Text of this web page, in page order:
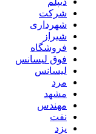
شرکت
شهرداری
شیراز
فروشگاه
فوق لیسانس
لیسانس
مرد
مشهد
مهندس
نفت
یزد